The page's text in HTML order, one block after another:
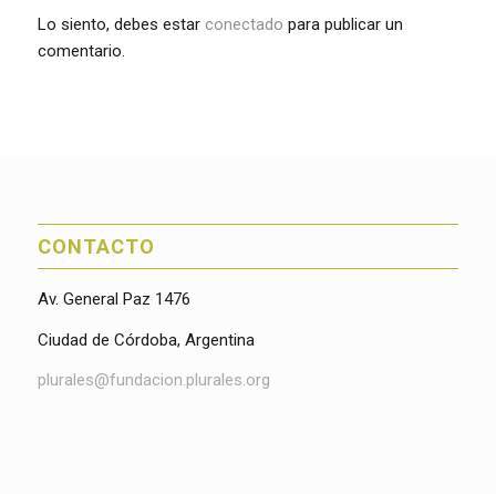
Lo siento, debes estar conectado para publicar un
comentario.
CONTACTO
Av. General Paz 1476
Ciudad de Córdoba, Argentina
plurales@fundacion.plurales.org